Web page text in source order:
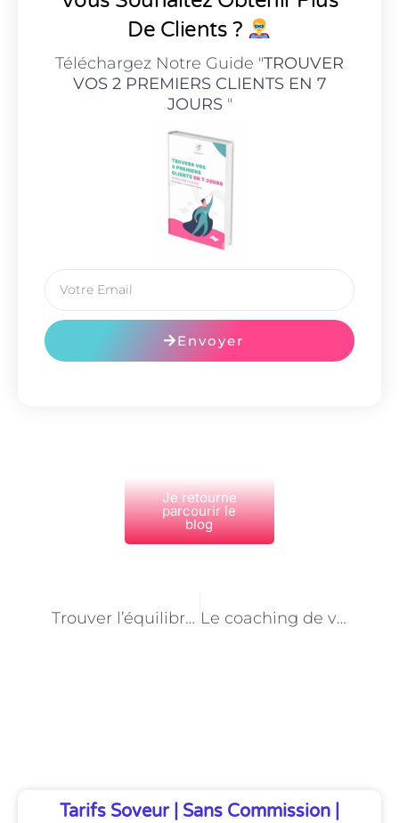
De Clients ?
Téléchargez Notre Guide "TROUVER
VOS 2 PREMIERS CLIENTS EN 7
JOURS"
Envoyer
Je retourne
parcourir le
blog
Trouver l’équilibre entre vie personnelle et professionnelle : l’expertise d’un coach de vie à Paris Le coaching de vie à Paris : un outil puissant pour le développement personnel
Tarifs Soveur | Sans Commission |